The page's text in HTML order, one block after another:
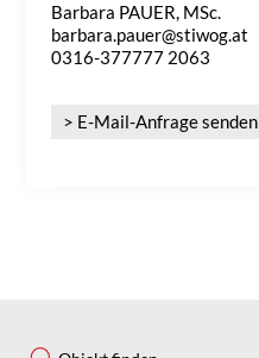
Barbara PAUER, MSc.
barbara.pauer@stiwog.at
0316-377777 2063
> E-Mail-Anfrage senden